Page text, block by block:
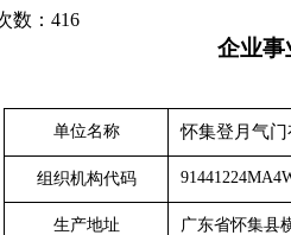
数： 416
企业事
单位名称
怀集登月气
组织机构代码
生产地址 广东省怀集县